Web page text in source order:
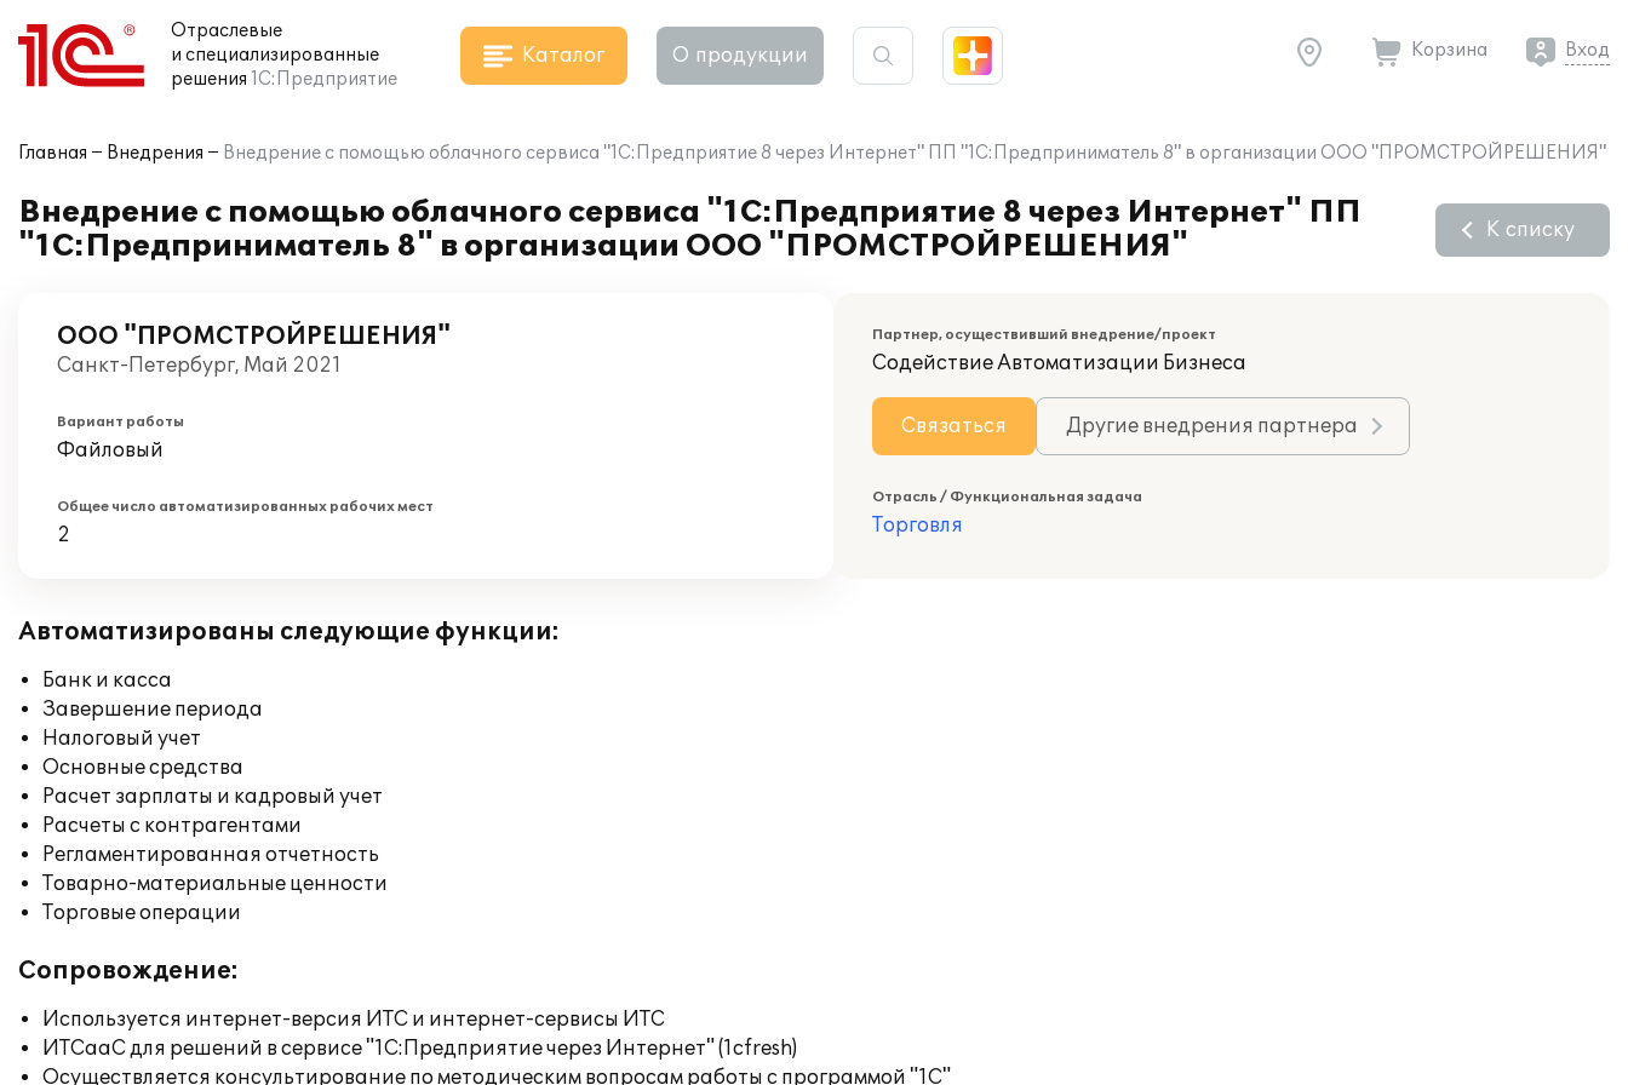
Отраслевые
и специализированные
решения 1С:Предприятие
Каталог О продукции Корзина Вход
Главная Внедрения Внедрение с помощью облачного сервиса "1С:Предприятие 8 через Интернет" ПП "1С:Предприниматель 8" в организации ООО "ПРОМСТРОЙРЕШЕНИЯ"
Внедрение с помощью облачного сервиса "1С:Предприятие 8 через Интернет" ПП
"1С:Предприниматель 8" в организации ООО "ПРОМСТРОЙРЕШЕНИЯ"
К списку
ООО "ПРОМСТРОЙРЕШЕНИЯ"
Санкт-Петербург, Май 2021
Вариант работы
Файловый
Общее число автоматизированных рабочих мест
2
Партнер, осуществивший внедрение/проект
Содействие Автоматизации Бизнеса
Связаться Другие внедрения партнера
Отрасль / Функциональная задача
Торговля
Автоматизированы следующие функции:
Банк и касса
Завершение периода
Налоговый учет
Основные средства
Расчет зарплаты и кадровый учет
Расчеты с контрагентами
Регламентированная отчетность
Товарно-материальные ценности
Торговые операции
Сопровождение:
Используется интернет-версия ИТС и интернет-сервисы ИТС
ИТСааС для решений в сервисе "1С:Предприятие через Интернет" (1cfresh)
Осуществляется консультирование по методическим вопросам работы с программой "1С"